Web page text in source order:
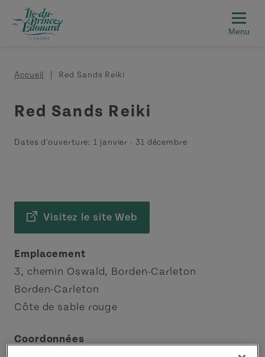
Aller au contenu principal
Fil d'Ariane
Accueil Red Sands Reiki
Red Sands Reiki
Dates d'ouverture:1 janvier - 31 décembre
Visitez le site Web
Emplacement
3, chemin Oswald, Borden-Carleton
Borden-Carleton
Côte de sable rouge
Coordonnées